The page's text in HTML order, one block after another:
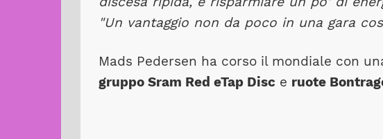
"Un vantaggio non da poco in una gara
Mads Pedersen ha corso il mondiale con
gruppo Sram Red eTap Disc e ruote